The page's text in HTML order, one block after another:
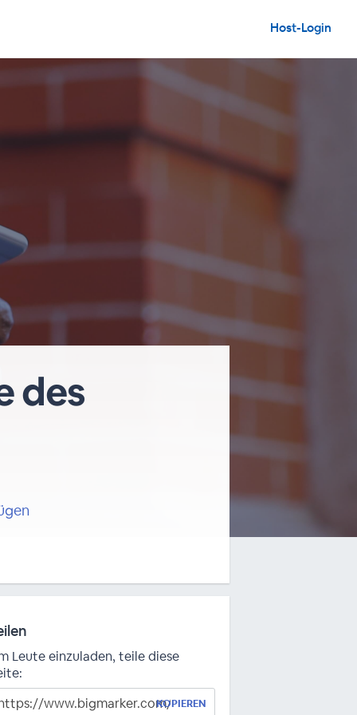
Host-Login
des
Leute einzuladen, teile diese
KOPIEREN